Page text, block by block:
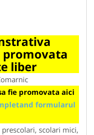
promovata
liber
fie promovata aici
formularul
scolari mici,